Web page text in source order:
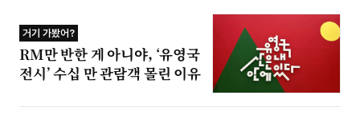
거기 가봤어?
RM만 반한 게 아니야, ‘유영국
전시’ 수십 만 관람객 몰린 이유